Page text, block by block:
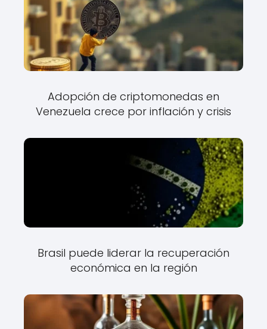
Adopción de criptomonedas en
Venezuela crece por inflación y crisis
Brasil puede liderar la recuperación
económica en la región